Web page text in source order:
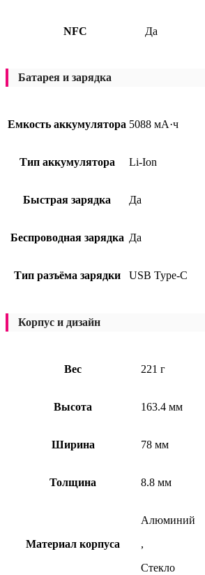
NFC Да
Батарея и зарядка
Емкость аккумулятора 5088 мА·ч
Тип аккумулятора Li-Ion
Быстрая зарядка Да
Беспроводная зарядка Да
Тип разъёма зарядки USB Type-C
Корпус и дизайн
Вес 221 г
Высота 163.4 мм
Ширина 78 мм
Толщина 8.8 мм
Материал корпуса
Алюминий
,
Стекло